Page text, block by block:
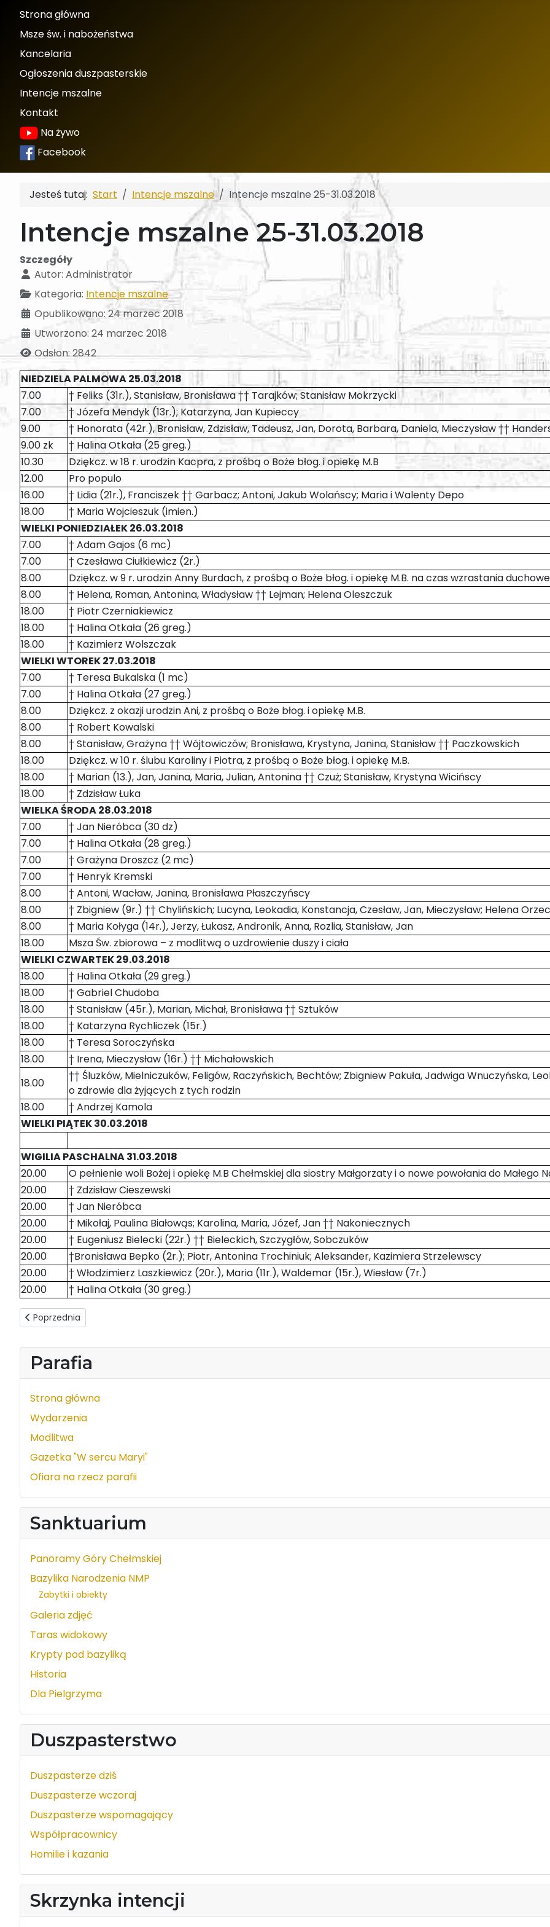
Strona główna
Msze św. i nabożeństwa
Kancelaria
Ogłoszenia duszpasterskie
Intencje mszalne
Kontakt
Na żywo
Facebook
Parafia
Strona główna
Wydarzenia
Modlitwa
Gazetka "W sercu Maryi"
Ofiara na rzecz parafii
Sanktuarium
Panoramy Góry Chełmskiej
Bazylika Narodzenia NMP
Zabytki i obiekty
Galeria zdjęć
Taras widokowy
Krypty pod bazyliką
Historia
Dla Pielgrzyma
Duszpasterstwo
Duszpasterze dziś
Duszpasterze wczoraj
Duszpasterze wspomagający
Współpracownicy
Homilie i kazania
Skrzynka intencji
Jesteś tutaj: Start Intencje mszalne Intencje mszalne 25-31.03.2018
Intencje mszalne 25-31.03.2018
Szczegóły
Autor: Administrator
Kategoria: Intencje mszalne
Opublikowano: 24 marzec 2018
Utworzono: 24 marzec 2018
Odsłon: 2842
NIEDZIELA PALMOWA 25.03.2018
7.00
† Feliks (31r.), Stanisław, Bronisława †† Tarajków; Stanisław Mokrzycki
7.00
† Józefa Mendyk (13r.); Katarzyna, Jan Kupieccy
9.00
† Honorata (42r.), Bronisław, Zdzisław, Tadeusz, Jan, Dorota, Barbara, Daniela, Mieczysław ††
9.00 zk
† Halina Otkała (25 greg.)
10.30
Dziękcz. w 18 r. urodzin Kacpra, z prośbą o Boże błog. i opiekę M.B
12.00
Pro populo
16.00
† Lidia (21r.), Franciszek †† Garbacz; Antoni, Jakub Wolańscy; Maria i Walenty Depo
18.00
† Maria Wojcieszuk (imien.)
WIELKI PONIEDZIAŁEK 26.03.2018
7.00
† Adam Gajos (6 mc)
7.00
† Czesława Ciułkiewicz (2r.)
8.00
Dziękcz. w 9 r. urodzin Anny Burdach, z prośbą o Boże błog. i opiekę M.B. na czas wzrastania
8.00
† Helena, Roman, Antonina, Władysław †† Lejman; Helena Oleszczuk
18.00
† Piotr Czerniakiewicz
18.00
† Halina Otkała (26 greg.)
18.00
† Kazimierz Wolszczak
WIELKI WTOREK 27.03.2018
7.00
† Teresa Bukalska (1 mc)
7.00
† Halina Otkała (27 greg.)
8.00
Dziękcz. z okazji urodzin Ani, z prośbą o Boże błog. i opiekę M.B.
8.00
† Robert Kowalski
8.00
† Stanisław, Grażyna †† Wójtowiczów; Bronisława, Krystyna, Janina, Stanisław †† Paczkowskich
18.00
Dziękcz. w 10 r. ślubu Karoliny i Piotra, z prośbą o Boże błog. i opiekę M.B.
18.00
† Marian (13.), Jan, Janina, Maria, Julian, Antonina †† Czuż; Stanisław, Krystyna Wicińscy
18.00
† Zdzisław Łuka
WIELKA ŚRODA 28.03.2018
7.00
† Jan Nieróbca (30 dz)
7.00
† Halina Otkała (28 greg.)
7.00
† Grażyna Droszcz (2 mc)
7.00
† Henryk Kremski
8.00
† Antoni, Wacław, Janina, Bronisława Płaszczyńscy
8.00
† Zbigniew (9r.) †† Chylińskich; Lucyna, Leokadia, Konstancja, Czesław, Jan, Mieczysław; Helena
8.00
† Maria Kołyga (14r.), Jerzy, Łukasz, Andronik, Anna, Rozlia, Stanisław, Jan
18.00
Msza Św. zbiorowa – z modlitwą o uzdrowienie duszy i ciała
WIELKI CZWARTEK 29.03.2018
18.00
† Halina Otkała (29 greg.)
18.00
† Gabriel Chudoba
18.00
† Stanisław (45r.), Marian, Michał, Bronisława †† Sztuków
18.00
† Katarzyna Rychliczek (15r.)
18.00
† Teresa Soroczyńska
18.00
† Irena, Mieczysław (16r.) †† Michałowskich
18.00
†† Śluzków, Mielniczuków, Feligów, Raczyńskich, Bechtów; Zbigniew Pakuła, Jadwiga Wnuczyńska,
o zdrowie dla żyjących z tych rodzin
18.00
† Andrzej Kamola
WIELKI PIĄTEK 30.03.2018
WIGILIA PASCHALNA 31.03.2018
20.00
O pełnienie woli Bożej i opiekę M.B Chełmskiej dla siostry Małgorzaty i o nowe powołania do Małego
20.00
† Zdzisław Cieszewski
20.00
† Jan Nieróbca
20.00
† Mikołaj, Paulina Białowąs; Karolina, Maria, Józef, Jan †† Nakoniecznych
20.00
† Eugeniusz Bielecki (22r.) †† Bieleckich, Szczygłów, Sobczuków
20.00
†Bronisława Bepko (2r.); Piotr, Antonina Trochiniuk; Aleksander, Kazimiera Strzelewscy
20.00
† Włodzimierz Laszkiewicz (20r.), Maria (11r.), Waldemar (15r.), Wiesław (7r.)
20.00
† Halina Otkała (30 greg.)
Poprzednia strona: Intencje mszalne 01-07.04.2018
Poprzednia